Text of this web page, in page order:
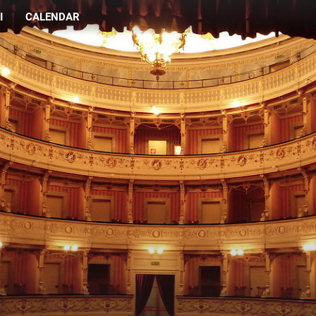
CALENDAR